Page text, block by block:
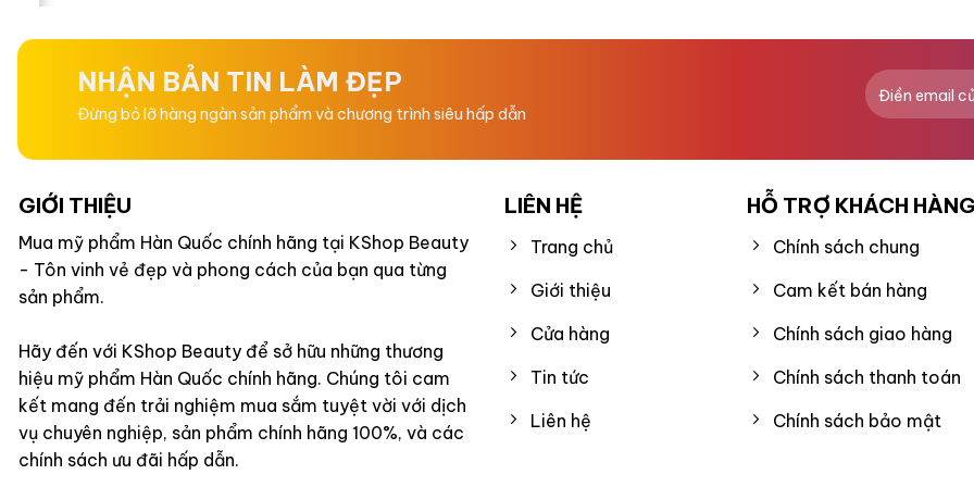
5
5
5
NHẬN BẢN TIN LÀM ĐẸP
Đừng bỏ lỡ hàng ngàn sản phẩm và chương trình siêu hấp dẫn
GIỚI THIỆU
Mua mỹ phẩm Hàn Quốc chính hãng tại KShop Beauty
- Tôn vinh vẻ đẹp và phong cách của bạn qua từng
sản phẩm.
Hãy đến với KShop Beauty để sở hữu những thương
hiệu mỹ phẩm Hàn Quốc chính hãng. Chúng tôi cam
kết mang đến trải nghiệm mua sắm tuyệt vời với dịch
vụ chuyên nghiệp, sản phẩm chính hãng 100%, và các
chính sách ưu đãi hấp dẫn.
LIÊN HỆ
Trang chủ
Giới thiệu
Cửa hàng
Tin tức
Liên hệ
HỖ TRỢ KHÁCH HÀNG
Chính sách chung
Cam kết bán hàng
Chính sách giao hàng
Chính sách thanh toán
Chính sách bảo mật